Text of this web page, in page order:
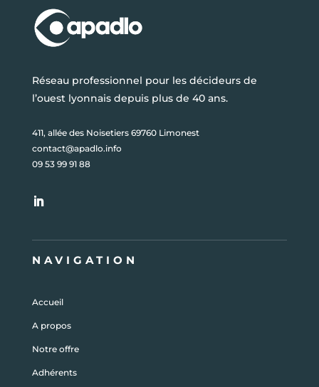
Réseau professionnel pour les décideurs de
l’ouest lyonnais depuis plus de 40 ans.
411, allée des Noisetiers 69760 Limonest
contact@apadlo.info
09 53 99 91 88
NAVIGATION
Accueil
A propos
Notre offre
Adhérents